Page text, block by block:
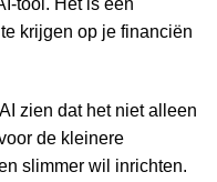
krijgen op je financiën
zien dat het niet alleen
de kleinere
slimmer wil inrichten.